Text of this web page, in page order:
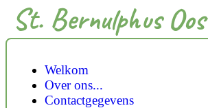
St. Bernulphus
Welkom
Over ons...
Contactgegevens